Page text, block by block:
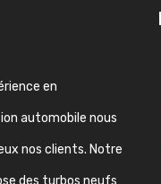
en
automobile nous
nos clients. Notre